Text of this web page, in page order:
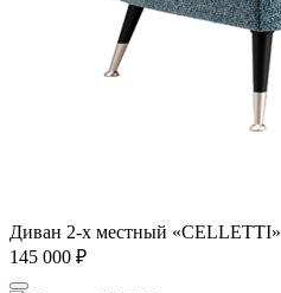
Диван 2-х местный «CELLETTI»
145 000 ₽